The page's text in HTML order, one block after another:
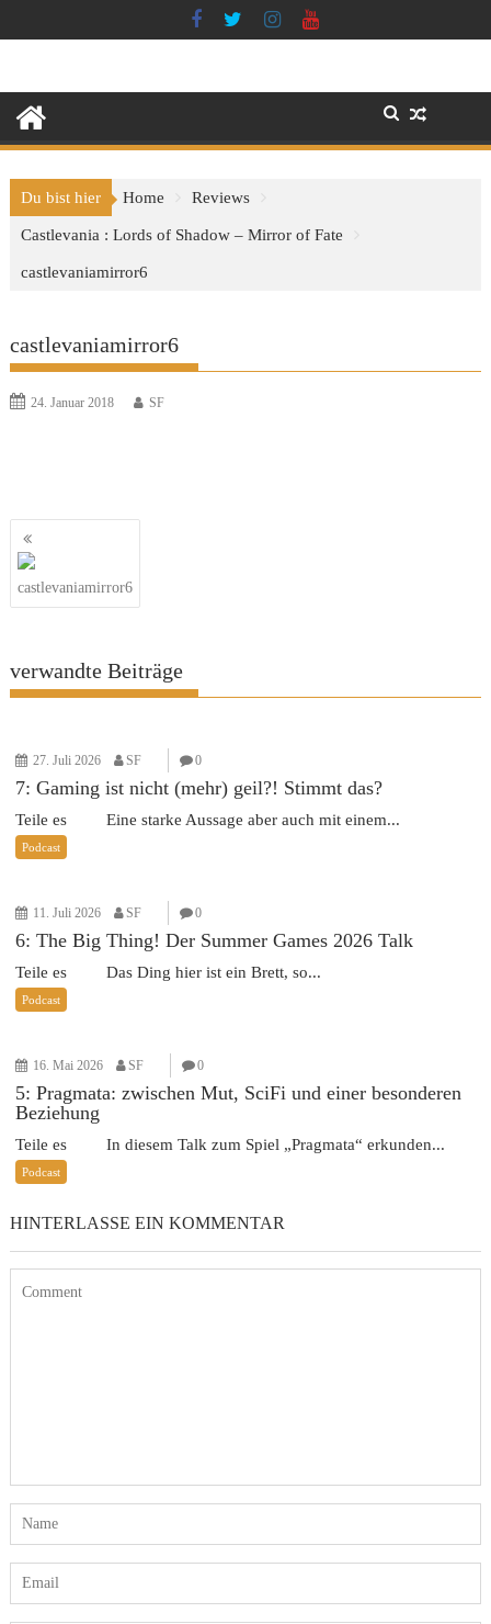
to
Du bist hier Home Reviews
Castlevania : Lords of Shadow – Mirror of Fate
castlevaniamirror6
castlevaniamirror6
24. Januar 2018 SF
Beitragsnavigation
castlevaniamirror6
verwandte Beiträge
27. Juli 2026 SF 0
7: Gaming ist nicht (mehr) geil?! Stimmt das?
Teile es Eine starke Aussage aber auch mit einem...
Podcast
11. Juli 2026 SF 0
6: The Big Thing! Der Summer Games 2026 Talk
Teile es Das Ding hier ist ein Brett, so...
Podcast
16. Mai 2026 SF 0
5: Pragmata: zwischen Mut, SciFi und einer besonderen
Beziehung
Teile es In diesem Talk zum Spiel „Pragmata“ erkunden...
Podcast
HINTERLASSE EIN KOMMENTAR